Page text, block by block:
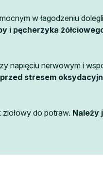
w łagodzeniu
i pęcherzyka
napięciu nerwowym i
stresem
do potraw. Należy